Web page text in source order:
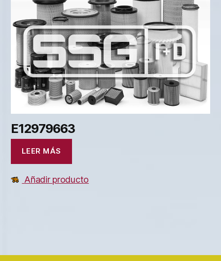
E12979663
LEER MÁS
Añadir producto